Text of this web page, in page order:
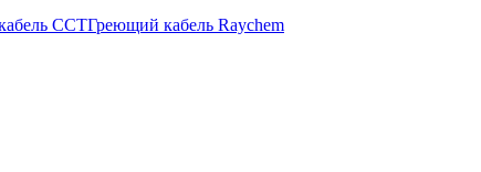
ССТГреющий кабель Raychem